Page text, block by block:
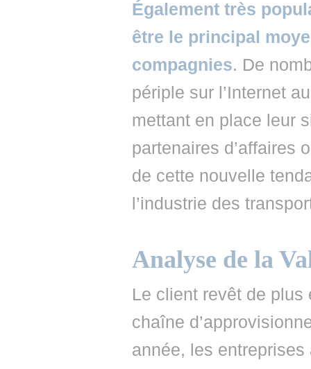
Également très
être le principal
compagnies. De
périple sur l’Internet
mettant en place leur
partenaires d’affaires
de cette nouvelle
l’industrie des
Analyse de la
Le client revêt de plus
chaîne
année, les